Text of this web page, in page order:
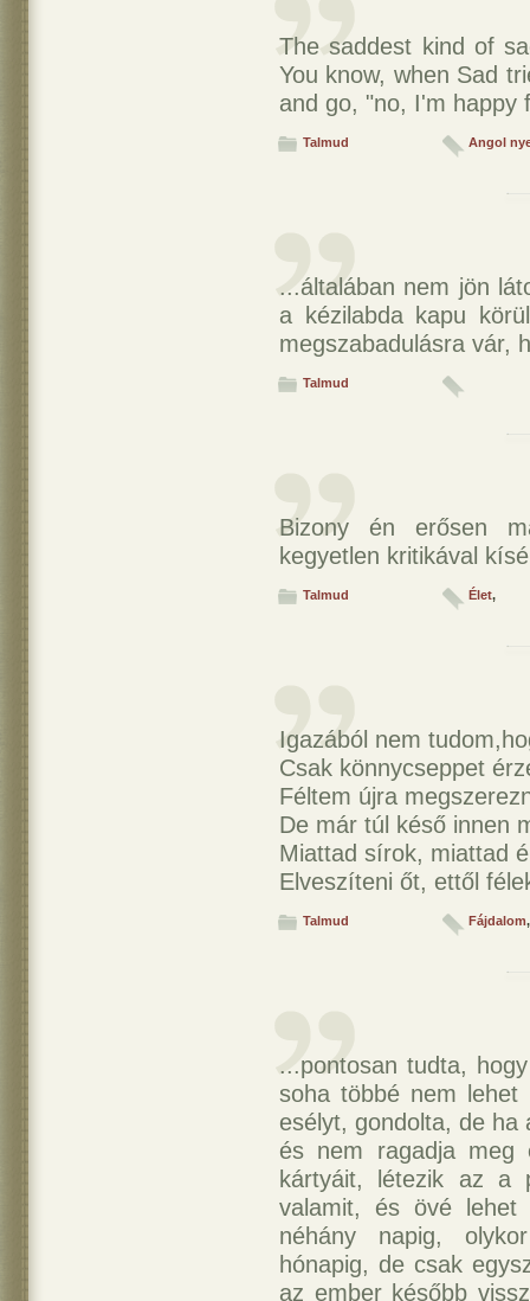
The saddest kind of
You know, when Sad
and go, "no, I'm happy
Talmud Angol
...általában nem jön
a kézilabda kapu
megszabadulásra vár,
Talmud
Bizony én erősen
kegyetlen kritikával
Talmud Élet,
Igazából nem
Csak könnycseppet
Féltem újra
De már túl késő innen
Miattad sírok, miattad
Elveszíteni őt, ettől
Talmud Fájdalom
...pontosan tudta,
soha többé nem
esélyt, gondolta, de ha
és nem ragadja meg
kártyáit, létezik az a
valamit, és övé lehet
néhány napig,
hónapig, de csak
az ember később